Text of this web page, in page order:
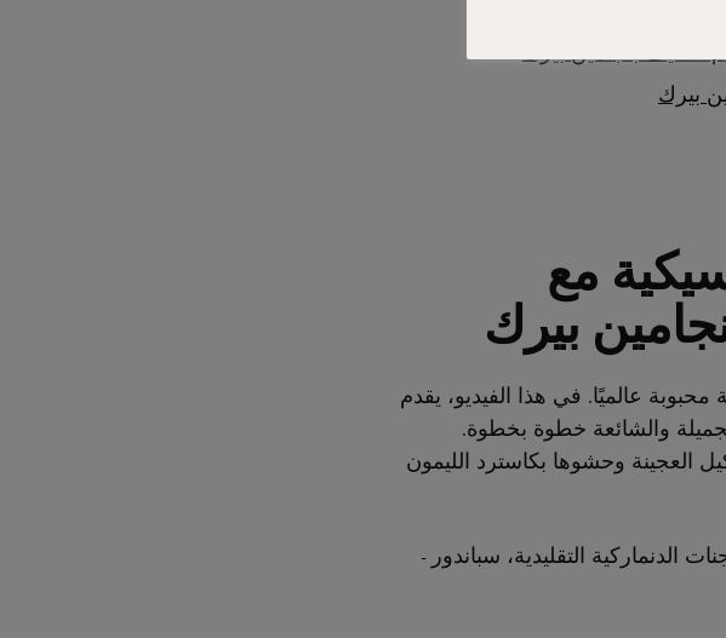
للشيف بنجامين بيرك
مع
بيرك
عالميًا. في هذا الفيديو، يقدم
والشائعة خطوة بخطوة.
العجينة وحشوها بكاسترد الليمون
الدنماركية التقليدية، سباندور -